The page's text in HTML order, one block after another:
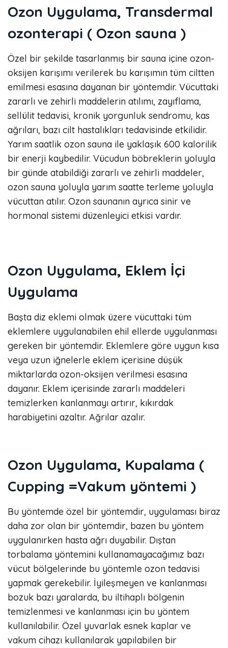
Ozon Uygulama, Transdermal
ozonterapi ( Ozon sauna )
Özel bir şekilde tasarlanmış bir sauna içine ozon-
oksijen karışımı verilerek bu karışımın tüm ciltten
emilmesi esasına dayanan bir yöntemdir. Vücuttaki
zararlı ve zehirli maddelerin atılımı, zayıflama,
sellülit tedavisi, kronik yorgunluk sendromu, kas
ağrıları, bazı cilt hastalıkları tedavisinde etkilidir.
Yarım saatlik ozon sauna ile yaklaşık 600 kalorilik
bir enerji kaybedilir. Vücudun böbreklerin yoluyla
bir günde atabildiği zararlı ve zehirli maddeler,
ozon sauna yoluyla yarım saatte terleme yoluyla
vücuttan atılır. Ozon saunanın ayrıca sinir ve
hormonal sistemi düzenleyici etkisi vardır.
Ozon Uygulama, Eklem İçi
Uygulama
Başta diz eklemi olmak üzere vücuttaki tüm
eklemlere uygulanabilen ehil ellerde uygulanması
gereken bir yöntemdir. Eklemlere göre uygun kısa
veya uzun iğnelerle eklem içerisine düşük
miktarlarda ozon-oksijen verilmesi esasına
dayanır. Eklem içerisinde zararlı maddeleri
temizlerken kanlanmayı artırır, kıkırdak
harabiyetini azaltır. Ağrılar azalır.
Ozon Uygulama, Kupalama (
Cupping =Vakum yöntemi )
Bu yöntemde özel bir yöntemdir, uygulaması biraz
daha zor olan bir yöntemdir, bazen bu yöntem
uygulanırken hasta ağrı duyabilir. Dıştan
torbalama yöntemini kullanamayacağımız bazı
vücut bölgelerinde bu yöntemle ozon tedavisi
yapmak gerekebilir. İyileşmeyen ve kanlanması
bozuk bazı yaralarda, bu iltihaplı bölgenin
temizlenmesi ve kanlanması için bu yöntem
kullanılabilir. Özel yuvarlak esnek kaplar ve
vakum cihazı kullanılarak yapılabilen bir